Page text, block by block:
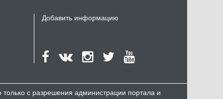
Добавить информацию
с разрешения администрации портала и